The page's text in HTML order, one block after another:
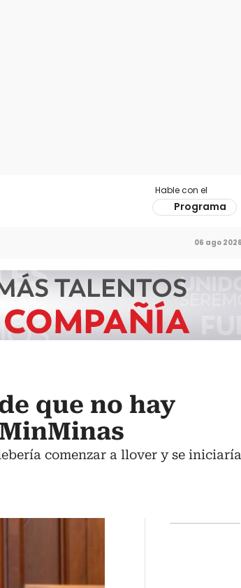
Hable con el
Programa
06 ago 2026
que no hay
comenzar a llover y se